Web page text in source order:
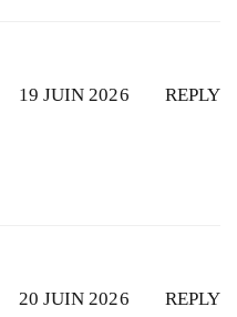
REPLY
19 JUIN 2026
REPLY
20 JUIN 2026